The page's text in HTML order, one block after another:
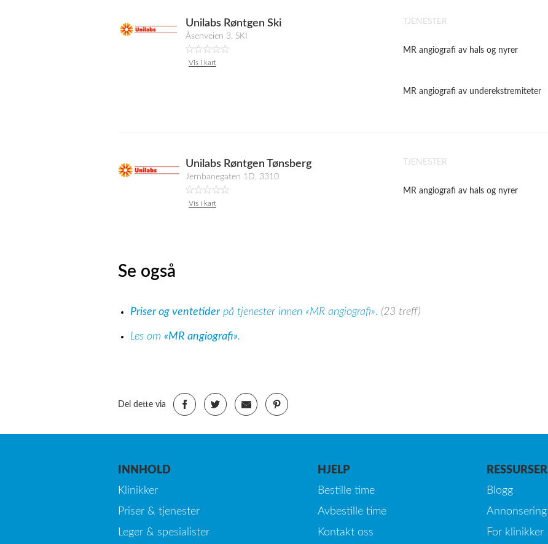
Unilabs Røntgen Ski
Åsenveien 3, SKI
Vis i kart
TJENESTER
MR angiografi av hals og nyrer
MR angiografi av underekstremiteter
Unilabs Røntgen Tønsberg
Jernbanegaten 1D, 3310
Vis i kart
TJENESTER
MR angiografi av hals og nyrer
Se også
Priser og ventetiderpå tjenester innen «MR angiografi». (23 treff)
Les om «MR angiografi».
Del dette via
INNHOLD
Klinikker
Priser & tjenester
Leger & spesialister
HJELP
Bestille time
Avbestille time
Kontakt oss
RESSURSER
Blogg
Annonsering
For klinikker